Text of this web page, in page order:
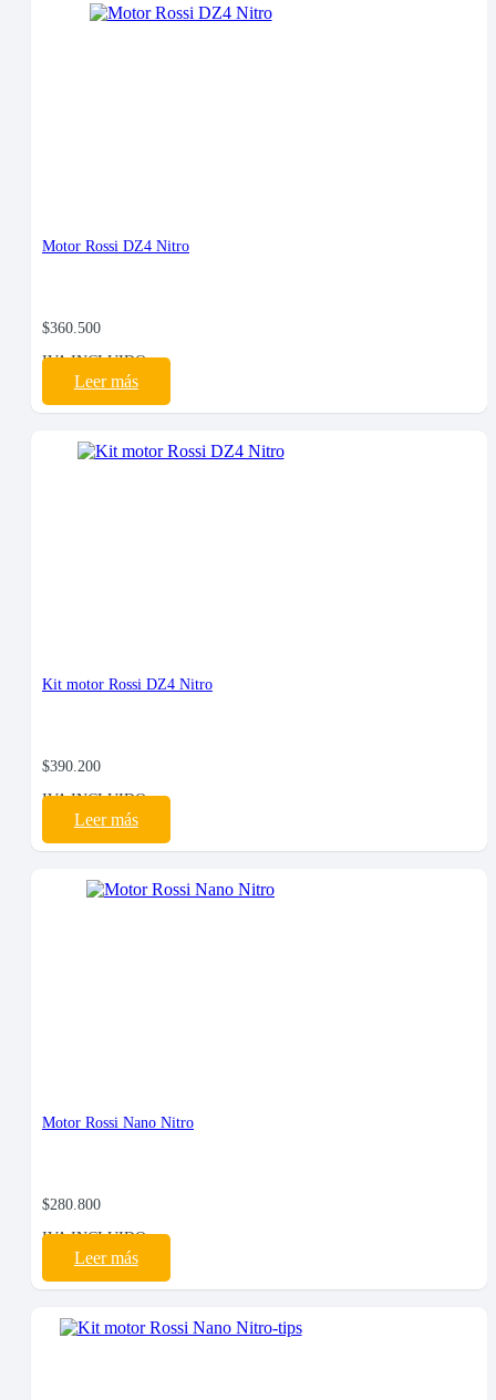
Motor Rossi DZ4 Nitro
$360.500
IVA INCLUIDO
Leer más
Kit motor Rossi DZ4 Nitro
$390.200
IVA INCLUIDO
Leer más
Motor Rossi Nano Nitro
$280.800
IVA INCLUIDO
Leer más